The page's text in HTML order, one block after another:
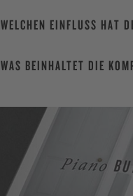
WELCHEN EINFLUSS HAT
WAS BEINHALTET DIE